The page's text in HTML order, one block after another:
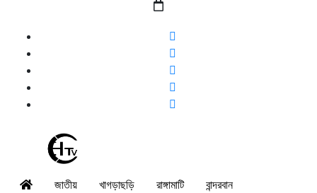
জাতীয় খাগড়াছড়ি রাঙ্গামাটি বান্দরবান